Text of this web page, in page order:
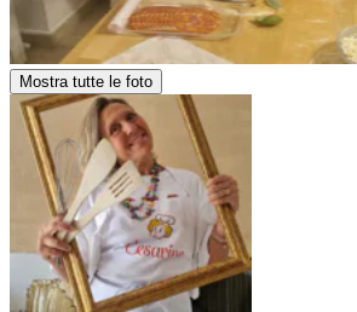
Mostra tutte le foto